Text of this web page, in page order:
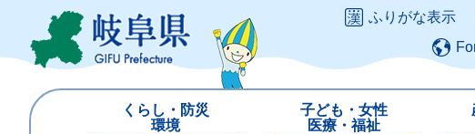
ジ
ュ
ふりがな表示
くらし・防災
環境
子ども・女性
医療・福祉